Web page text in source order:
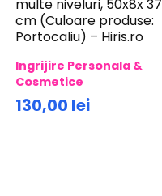
multe niveluri, 50x8x 37
cm (Culoare produse:
Portocaliu) – Hiris.ro
Ingrijire Personala &
Cosmetice
130,00 lei